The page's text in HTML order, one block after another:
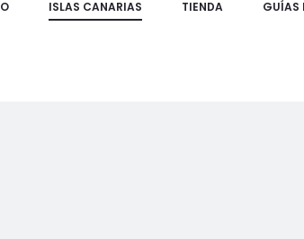
ISLAS CANARIAS TIENDA GUÍAS